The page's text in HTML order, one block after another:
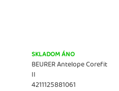
SKLADOM ÁNO
BEURER Antelope Corefit
II
4211125881061